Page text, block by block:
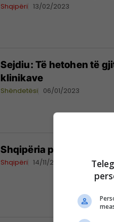
Shqipëri 13/02/2023
Sejdiu: Të hetohen të
klinikave
Shëndetësi 06/01/2023
Shqipëria po plaket,
Shqipëri 14/11/2022